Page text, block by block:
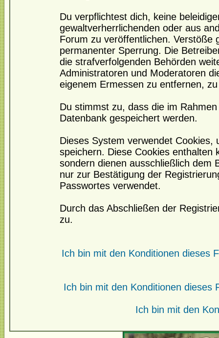
Du verpflichtest dich, keine
gewaltverherrlichenden oder aus
Forum zu veröffentlichen. Verstöße
permanenter Sperrung. Die
die strafverfolgenden Behörden
Administratoren und Moderatoren
eigenem Ermessen zu entfernen,
Du stimmst zu, dass die im
Datenbank gespeichert werden.
Dieses System verwendet
speichern. Diese Cookies enthalten
sondern dienen ausschließlich dem
nur zur Bestätigung der
Passwortes verwendet.
Durch das Abschließen der
zu.
Ich bin mit den Konditionen dieses
Ich bin mit den Konditionen dieses
Ich bin mit den